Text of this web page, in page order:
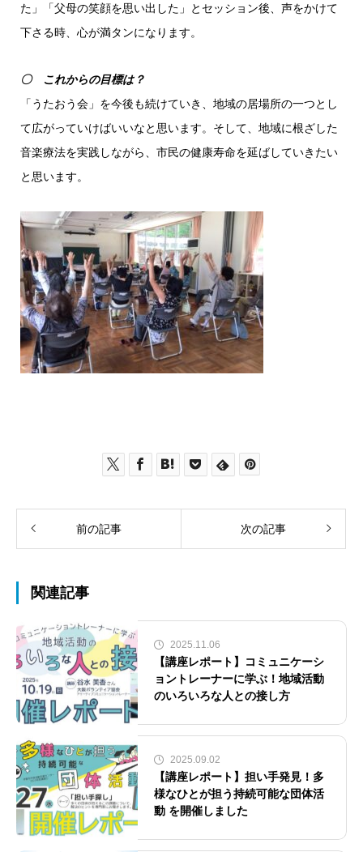
た」「父母の笑顔を思い出した」とセッション後、声をかけて
下さる時、心が満タンになります。
〇 これからの目標は？
「うたおう会」を今後も続けていき、地域の居場所の一つとし
て広がっていけばいいなと思います。そして、地域に根ざした
音楽療法を実践しながら、市民の健康寿命を延ばしていきたい
と思います。
前の記事 次の記事
関連記事
2025.11.06
【講座レポート】コミュニケーシ
ョントレーナーに学ぶ！地域活動
のいろいろな人との接し方
2025.09.02
【講座レポート】担い手発見！多
様なひとが担う持続可能な団体活
動 を開催しました